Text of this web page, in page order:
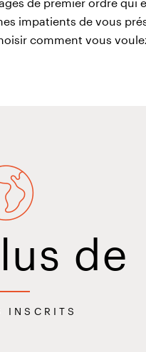
impatients de vous
comment vous
de
INSCRITS